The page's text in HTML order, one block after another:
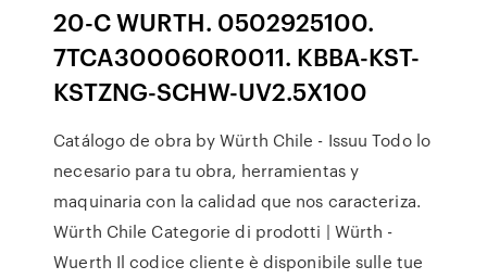
20-C WURTH. 0502925100.
7TCA300060R0011. KBBA-KST-
KSTZNG-SCHW-UV2.5X100
Catálogo de obra by Würth Chile - Issuu Todo lo
necesario para tu obra, herramientas y
maquinaria con la calidad que nos caracteriza.
Würth Chile Categorie di prodotti | Würth -
Wuerth Il codice cliente è disponibile sulle tue